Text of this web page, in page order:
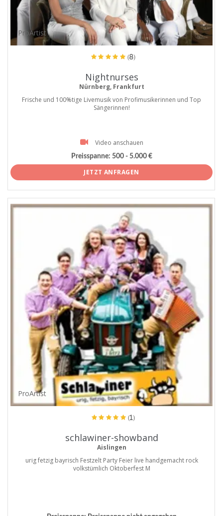
ProArtist
(8)
Nightnurses
Nürnberg, Frankfurt
Frische und 100%tige Livemusik von Profimusikerinnen und Top
Sängerinnen!
Video anschauen
Preisspanne: 500 - 5.000 €
JETZT ANFRAGEN
ProArtist
(1)
schlawiner-showband
Aislingen
urig fetzig bayrisch Festzelt Party Feier live handgemacht rock
volkstümlich Oktoberfest M